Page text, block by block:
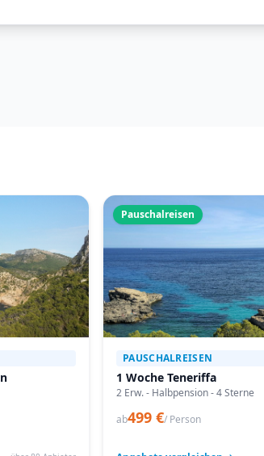
Pauschalreisen
PAUSCHALREISEN
1 Woche Teneriffa
2 Erw. - Halbpension - 4 Sterne
ab499 €/ Person